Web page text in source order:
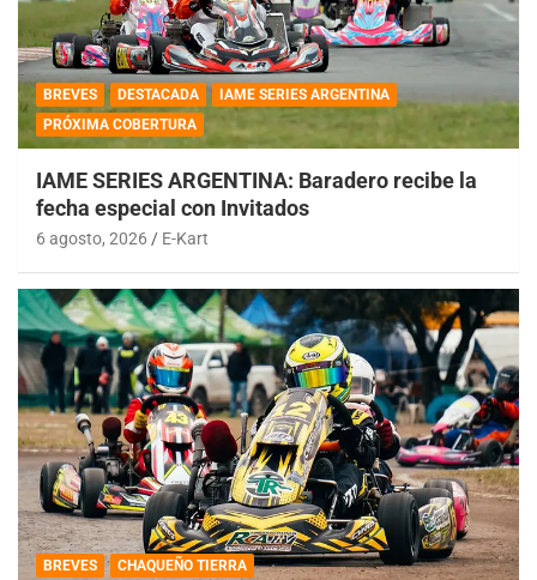
BREVES DESTACADA
IAME SERIES ARGENTINA
PRÓXIMA COBERTURA
IAME SERIES ARGENTINA: Baradero recibe la
fecha especial con Invitados
6 agosto, 2026 E-Kart
BREVES CHAQUEÑO TIERRA